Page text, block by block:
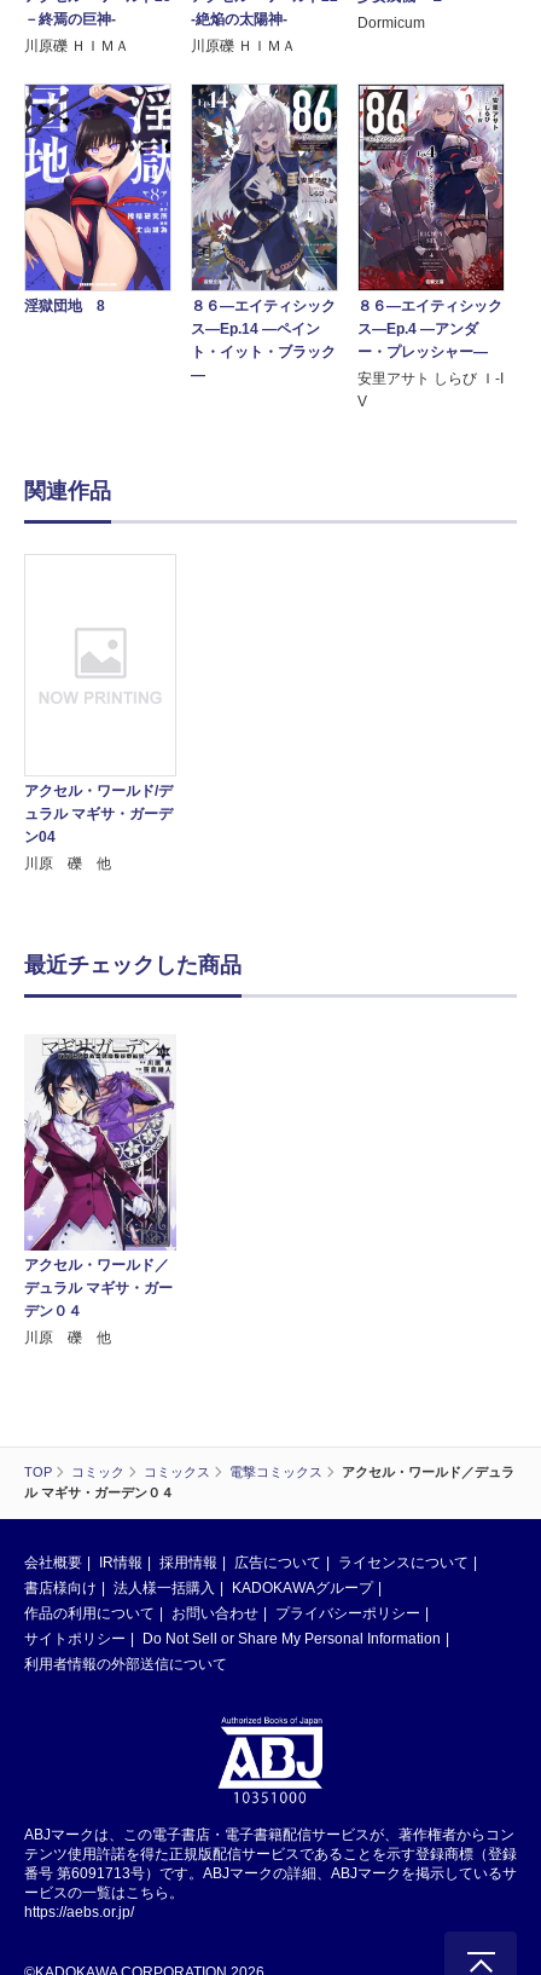
TOP コミック コミックス 電撃コミックス
アクセル・ワールド／デュラ
ル マギサ・ガーデン０４
－終焉の巨神-
川原礫 ＨＩＭＡ
-絶焔の太陽神-
川原礫 ＨＩＭＡ
Dormicum
淫獄団地 8
８６―エイティシック
ス―Ep.14 ―ペイン
ト・イット・ブラック
―
８６―エイティシック
ス―Ep.4 ―アンダ
ー・プレッシャー―
安里アサト しらび Ｉ-I
V
関連作品
アクセル・ワールド/デ
ュラル マギサ・ガーデ
ン04
川原 礫 他
最近チェックした商品
アクセル・ワールド／
デュラル マギサ・ガー
デン０４
川原 礫 他
会社概要 IR情報 採用情報 広告について
ライセンスについて
書店様向け
法人様一括購入
KADOKAWAグループ
作品の利用について
お問い合わせ
プライバシーポリシー
サイトポリシー
Do Not Sell or Share My Personal Information
利用者情報の外部送信について
ABJマークは、この電子書店・電子書籍配信サービスが、著作権者からコン
テンツ使用許諾を得た正規版配信サービスであることを示す登録商標（登録
番号 第6091713号）です。ABJマークの詳細、ABJマークを掲示しているサ
ービスの一覧はこちら。
https://aebs.or.jp/